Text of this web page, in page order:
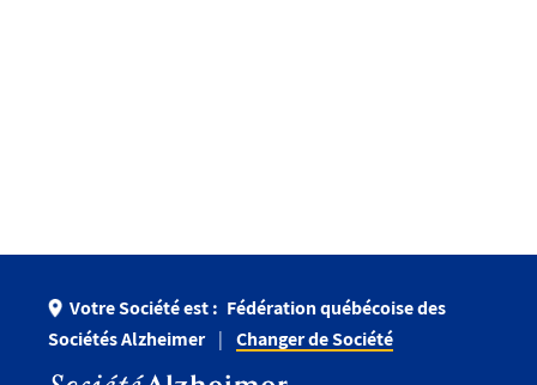
Votre Société est : Fédération québécoise des
Sociétés Alzheimer
Changer de Société